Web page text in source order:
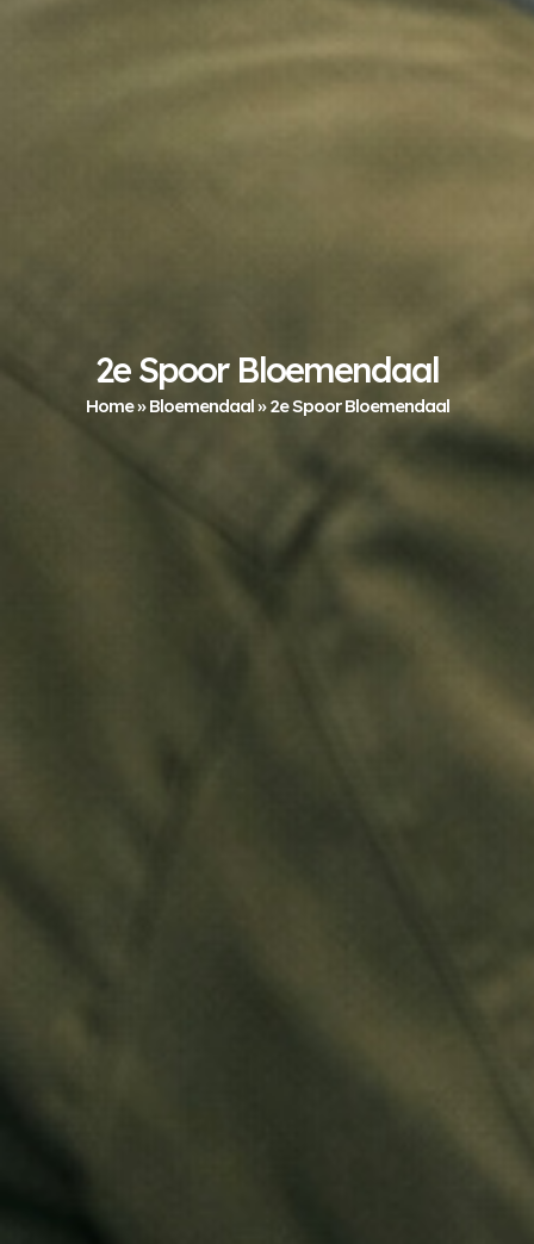
2e Spoor Bloemendaal
Home»Bloemendaal»2e Spoor Bloemendaal